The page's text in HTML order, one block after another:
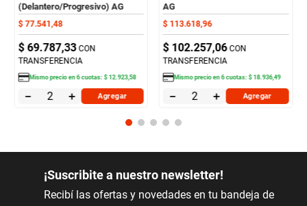
(Delantero/Progresivo) AG
$ 77.541 ,48
$ 69.787,33 CON
TRANSFERENCIA
Mismo precio en6cuotas:$ 12.923,58
＋
－ Agregar
AG
$ 113.618,96
$ 102.257,06 CON
TRANSFERENCIA
Mismo precio en6cuotas:$ 18.936,49
＋
－ Agregar
¡Suscribite a nuestro newsletter!
Recibí las ofertas y novedades en tu bandeja de